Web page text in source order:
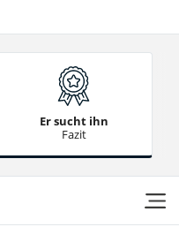
Er sucht ihn
Fazit